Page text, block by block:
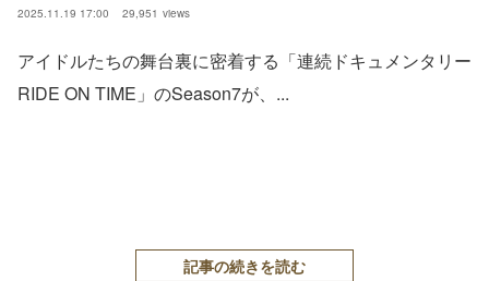
2025.11.19 17:00 29,951 views
アイドルたちの舞台裏に密着する「連続ドキュメンタリー
RIDE ON TIME」のSeason7が、...
記事の続きを読む